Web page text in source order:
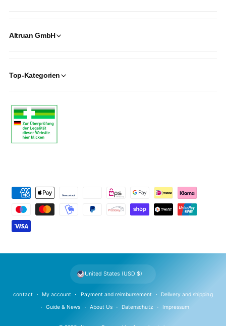
Altruan GmbH
Top-Kategorien
m
n
contact My account Payment and reimbursement Delivery and shipping
Guide & News About Us Datenschutz Impressum
United States (USD $)